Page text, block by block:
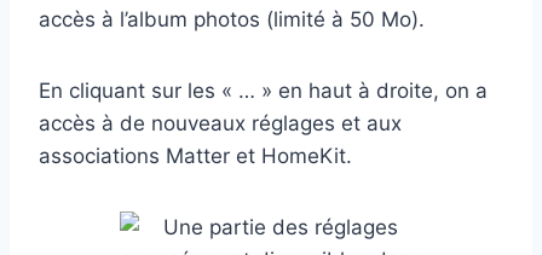
accès à l’album photos (limité à 50 Mo).
En cliquant sur les « … » en haut à droite, on a
accès à de nouveaux réglages et aux
associations Matter et HomeKit.